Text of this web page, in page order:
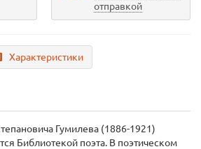
отправкой
Характеристики
Гумилева (1886-1921)
Библиотекой поэта. В поэтическом